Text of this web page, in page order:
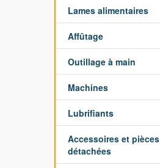
Lames alimentaires
Affûtage
Outillage à main
Machines
Lubrifiants
Accessoires et pièces
détachées